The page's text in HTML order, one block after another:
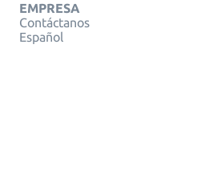
EMPRESA
Contáctanos
Español